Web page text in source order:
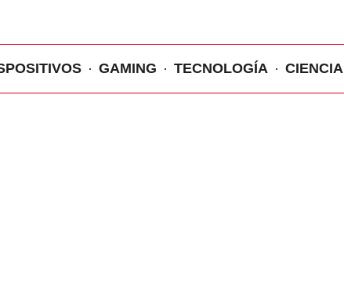
GAMING TECNOLOGÍA CIENCIA